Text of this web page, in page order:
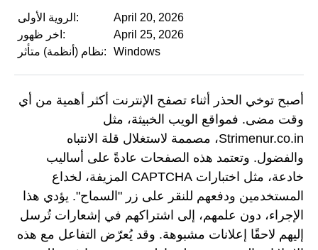
الروية الأولى:
April 20, 2026
اخر ظهور:
April 25, 2026
نظام (أنظمة) متأثر:
Windows
أصبح توخي الحذر أثناء تصفح الإنترنت أكثر أهمية من أي
وقت مضى. فمواقع الويب الخبيثة، مثل
Strimenur.co.in، مصممة لاستغلال قلة الانتباه
والفضول. وتعتمد هذه الصفحات عادةً على أساليب
خادعة، مثل اختبارات CAPTCHA المزيفة، لخداع
المستخدمين ودفعهم للنقر على زر "السماح". يؤدي هذا
الإجراء، دون علمهم، إلى اشتراكهم في إشعارات تُرسل
إليهم لاحقًا إعلانات مشبوهة. وقد يُعرّض التفاعل مع هذه